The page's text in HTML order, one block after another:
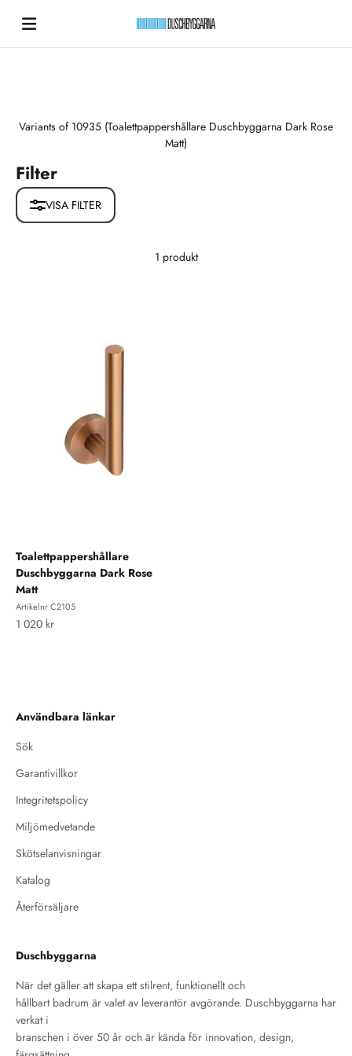
Duschbyggarna New
Variants of 10935 (Toalettpappershållare Duschbyggarna Dark Rose
Matt)
Filter
VISA FILTER
1 produkt
Toalettpappershållare
Duschbyggarna Dark Rose
Matt
Artikelnr C2105
REA-pris
1 020 kr
Användbara länkar
Sök
Garantivillkor
Integritetspolicy
Miljömedvetande
Skötselanvisningar
Katalog
Återförsäljare
Duschbyggarna
När det gäller att skapa ett stilrent, funktionellt och
hållbart badrum är valet av leverantör avgörande. Duschbyggarna har
verkat i
branschen i över 50 år och är kända för innovation, design,